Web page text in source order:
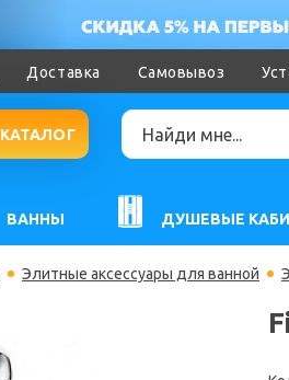
Доставка Самовывоз
КАТАЛОГ
ВАННЫ ДУШЕВЫЕ
Элитные аксессуары для ванной